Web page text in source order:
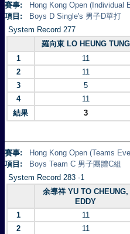
賽事:
Hong Kong Open (Individual
項目:
Boys D Single's 男子D單打
System Record 277
羅向東 LO HEUNG TUNG
1
11
2
11
3
5
4
11
結果
3
賽事:
Hong Kong Open (Teams
項目:
Boys Team C 男子團體C組
System Record 283 -1
余導祥 YU TO CHEUNG,
EDDY
1 11
2
11